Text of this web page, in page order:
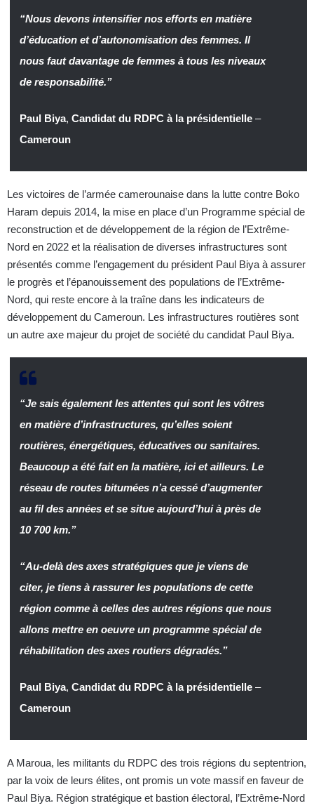
“Nous devons intensifier nos efforts en matière
d’éducation et d’autonomisation des femmes. Il
nous faut davantage de femmes à tous les niveaux
de responsabilité.”
Paul Biya, Candidat du RDPC à la présidentielle–
Cameroun
Les victoires de l’armée camerounaise dans la lutte contre Boko
Haram depuis 2014, la mise en place d’un Programme spécial de
reconstruction et de développement de la région de l’Extrême-
Nord en 2022 et la réalisation de diverses infrastructures sont
présentés comme l’engagement du président Paul Biya à assurer
le progrès et l’épanouissement des populations de l’Extrême-
Nord, qui reste encore à la traîne dans les indicateurs de
développement du Cameroun. Les infrastructures routières sont
un autre axe majeur du projet de société du candidat Paul Biya.
“Je sais également les attentes qui sont les vôtres
en matière d’infrastructures, qu’elles soient
routières, énergétiques, éducatives ou sanitaires.
Beaucoup a été fait en la matière, ici et ailleurs. Le
réseau de routes bitumées n’a cessé d’augmenter
au fil des années et se situe aujourd’hui à près de
10 700 km.”
“Au-delà des axes stratégiques que je viens de
citer, je tiens à rassurer les populations de cette
région comme à celles des autres régions que nous
allons mettre en oeuvre un programme spécial de
réhabilitation des axes routiers dégradés.”
Paul Biya, Candidat du RDPC à la présidentielle–
Cameroun
A Maroua, les militants du RDPC des trois régions du septentrion,
par la voix de leurs élites, ont promis un vote massif en faveur de
Paul Biya. Région stratégique et bastion électoral, l’Extrême-Nord